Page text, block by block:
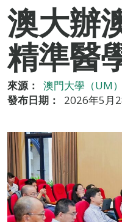
澳大辦
精準醫
來源：
澳門大學（UM）
發布日期：
2026年5月